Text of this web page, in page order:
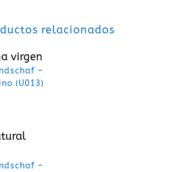
relacionados
–
(U013)
–